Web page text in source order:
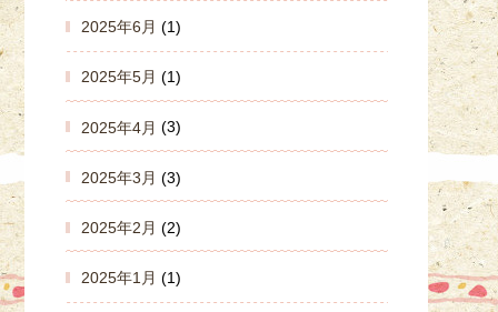
2025年6月 (1)
2025年5月 (1)
2025年4月 (3)
2025年3月 (3)
2025年2月 (2)
2025年1月 (1)